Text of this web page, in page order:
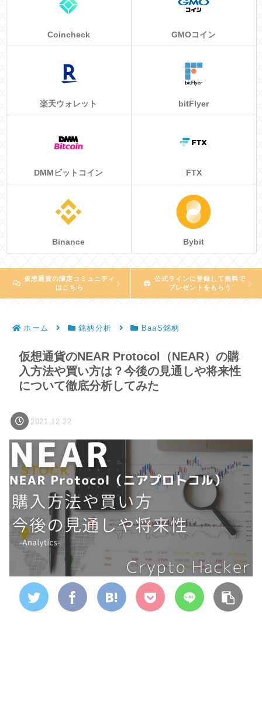
Coincheck GMOコイン
楽天ウォレット bitFlyer
DMMビットコイン FTX
Binance Bybit
仮想通貨の限定コミュニティ
はこちら
公式ラインに登録して無料で
プレゼントをもらう
ホーム 銘柄分析 BaaS銘柄
仮想通貨のNEAR Protocol（NEAR）の購
入方法や買い方は？今後の見通しや将来性
について徹底分析してみた
2021.12.22